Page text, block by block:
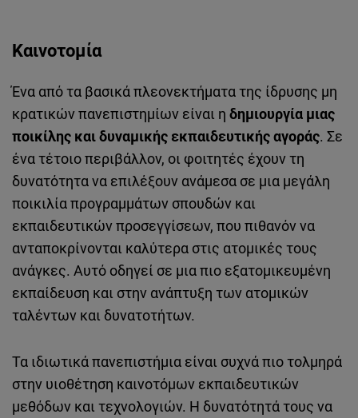
Καινοτομία
Ένα από τα βασικά πλεονεκτήματα της ίδρυσης μη
κρατικών πανεπιστημίων είναι η δημιουργία μιας
ποικίλης και δυναμικής εκπαιδευτικής αγοράς. Σε
ένα τέτοιο περιβάλλον, οι φοιτητές έχουν τη
δυνατότητα να επιλέξουν ανάμεσα σε μια μεγάλη
ποικιλία προγραμμάτων σπουδών και
εκπαιδευτικών προσεγγίσεων, που πιθανόν να
ανταποκρίνονται καλύτερα στις ατομικές τους
ανάγκες. Αυτό οδηγεί σε μια πιο εξατομικευμένη
εκπαίδευση και στην ανάπτυξη των ατομικών
ταλέντων και δυνατοτήτων.
Τα ιδιωτικά πανεπιστήμια είναι συχνά πιο τολμηρά
στην υιοθέτηση καινοτόμων εκπαιδευτικών
μεθόδων και τεχνολογιών. Η δυνατότητά τους να